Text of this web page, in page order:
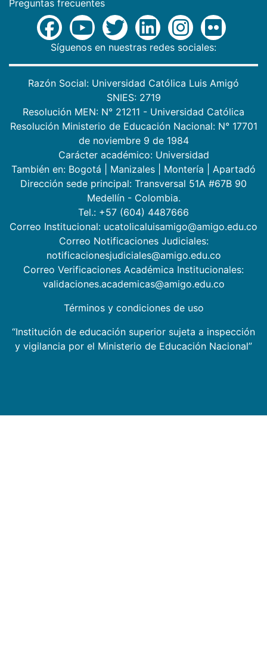
Preguntas frecuentes
Síguenos en nuestras redes sociales:
Razón Social: Universidad Católica Luis Amigó
SNIES: 2719
Resolución MEN: N° 21211 - Universidad Católica
Resolución Ministerio de Educación Nacional: N° 17701
de noviembre 9 de 1984
Carácter académico: Universidad
También en: Bogotá Manizales Montería
Apartadó
Dirección sede principal: Transversal 51A #67B 90
Medellín - Colombia.
Tel.: +57 (604) 4487666
Correo Institucional: ucatolicaluisamigo@amigo.edu.co
Correo Notificaciones Judiciales:
notificacionesjudiciales@amigo.edu.co
Correo Verificaciones Académica Institucionales:
validaciones.academicas@amigo.edu.co
Términos y condiciones de uso
“Institución de educación superior sujeta a inspección
y vigilancia por el Ministerio de Educación Nacional”